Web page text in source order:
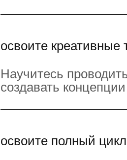
освоите
освоите полный
Научитесь
создавать